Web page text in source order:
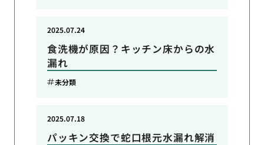
食洗機が原因？キッチン床からの水
漏れ
2025.07.24
未分類
パッキン交換で蛇口根元水漏れ解消
2025.07.18